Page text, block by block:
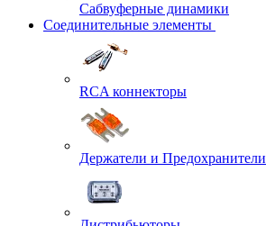
Сабвуферные динамики
Соединительные элементы
RCA коннекторы
Держатели и Предохранители